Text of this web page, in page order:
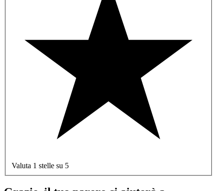
Valuta 1 stelle su 5